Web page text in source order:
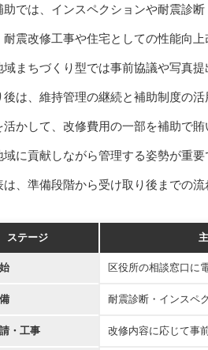
助では、インスペクションや耐震診
耐震改修工事や住宅としての性能向
域まちづくり型では事前協議や写真
後は、維持管理の継続と補助制度の
活かして、改修費用の一部を補助で
に貢献しながら管理する姿勢が重要
は、準備段階から受け取り後までの
ステージ
区役所の相談窓口に
耐震診断・インスペ
・工事 改修内容に応じて事